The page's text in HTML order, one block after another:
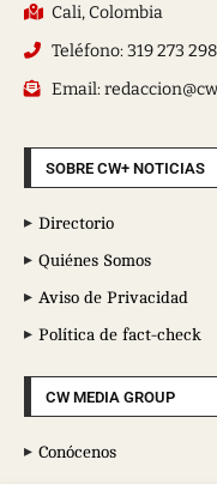
Cali, Colombia
Teléfono: 319 273
Email:
SOBRE CW+ NOTICIAS
Directorio
Quiénes Somos
Aviso de Privacidad
Política de fact-check
CW MEDIA GROUP
Conócenos